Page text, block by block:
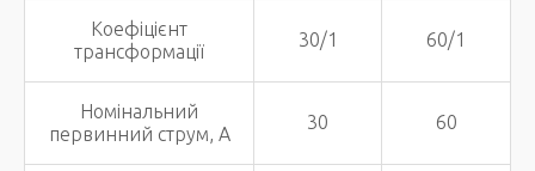
Коефіцієнт
трансформації
30/1 60/1
Номінальний
первинний струм, А
30 60